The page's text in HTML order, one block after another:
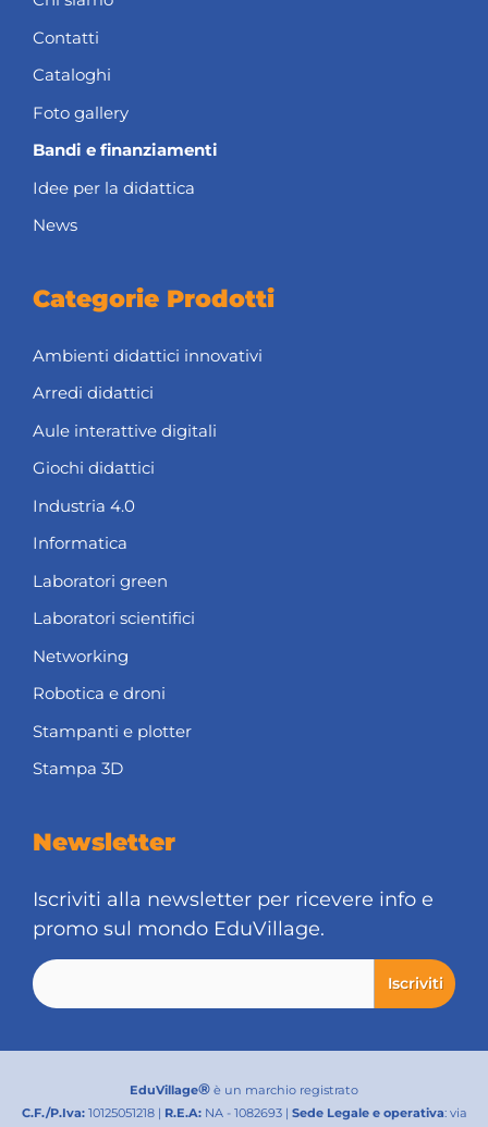
Contatti
Cataloghi
Foto gallery
Bandi e finanziamenti
Idee per la didattica
News
Categorie Prodotti
Ambienti didattici innovativi
Arredi didattici
Aule interattive digitali
Giochi didattici
Industria 4.0
Informatica
Laboratori green
Laboratori scientifici
Networking
Robotica e droni
Stampanti e plotter
Stampa 3D
Newsletter
Iscriviti alla newsletter per ricevere info e
promo sul mondo EduVillage.
EduVillage® è un marchio registrato
C.F./P.Iva: 10125051218 | R.E.A: NA - 1082693 | Sede Legale e operativa: via